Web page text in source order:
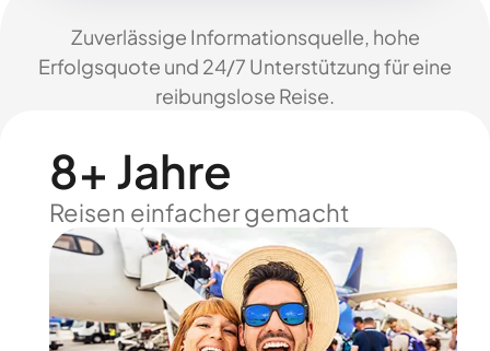
Zuverlässige Informationsquelle, hohe
Erfolgsquote und 24/7 Unterstützung für eine
reibungslose Reise.
8+ Jahre
Reisen einfacher gemacht